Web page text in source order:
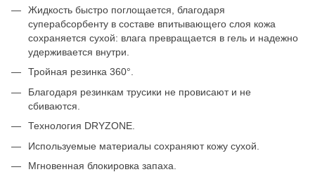
Жидкость быстро поглощается, благодаря
суперабсорбенту в составе впитывающего слоя кожа
сохраняется сухой: влага превращается в гель и надежно
удерживается внутри.
Тройная резинка 360°.
Благодаря резинкам трусики не провисают и не
сбиваются.
Технология DRYZONE.
Используемые материалы сохраняют кожу сухой.
Мгновенная блокировка запаха.